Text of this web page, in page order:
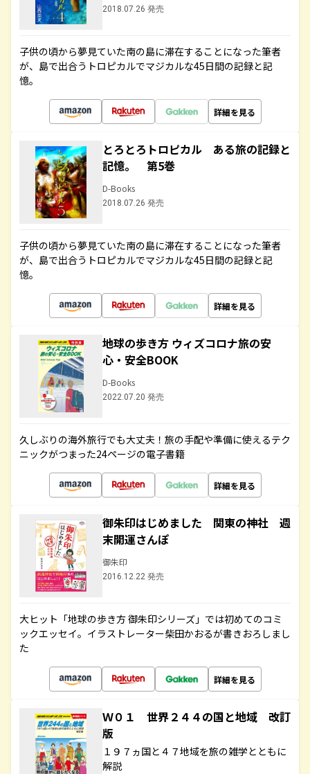
2018.07.26 発売
子供の頃から夢見ていた南の島に滞在することになった筆者
が、島で出合うトロピカルでマジカルな45日間の記録と記
憶。
詳細を見る
とろとろトロピカル ある旅の記録と
記憶。 第5巻
D-Books
2018.07.26 発売
子供の頃から夢見ていた南の島に滞在することになった筆者
が、島で出合うトロピカルでマジカルな45日間の記録と記
憶。
詳細を見る
地球の歩き方 ウィズコロナ旅の安
心・安全BOOK
D-Books
2022.07.20 発売
久しぶりの海外旅行でも大丈夫！旅の手配や準備に使えるテク
ニックがつまった24ページの電子書籍
詳細を見る
御朱印はじめました 関東の神社 週
末開運さんぽ
御朱印
2016.12.22 発売
大ヒット「地球の歩き方 御朱印シリーズ」では初めてのコミ
ックエッセイ。イラストレーター柴田かおるが書きおろしまし
た
詳細を見る
Ｗ０１ 世界２４４の国と地域 改訂
版
１９７ヵ国と４７地域を旅の雑学とともに
解説